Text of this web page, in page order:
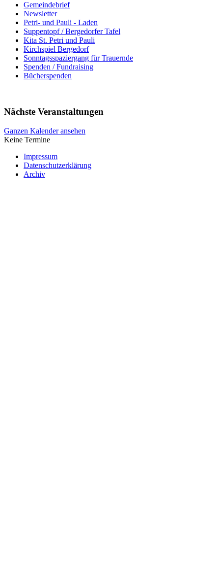
Gemeindebrief
Newsletter
Petri- und Pauli - Laden
Suppentopf / Bergedorfer Tafel
Kita St. Petri und Pauli
Kirchspiel Bergedorf
Sonntagsspaziergang für Trauernde
Spenden / Fundraising
Bücherspenden
Nächste Veranstaltungen
Ganzen Kalender ansehen
Keine Termine
Impressum
Datenschutzerklärung
Archiv